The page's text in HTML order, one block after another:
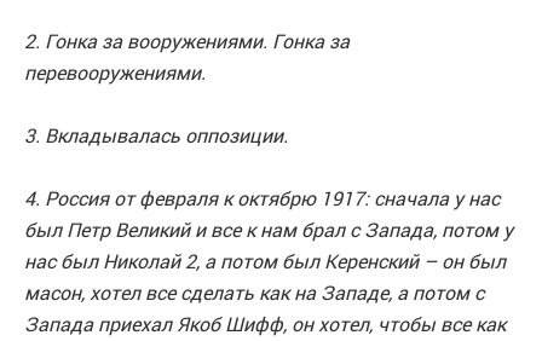
2. Гонка за вооружениями. Гонка за
перевооружениями.
3. Вкладывалась оппозиции.
4. Россия от февраля к октябрю 1917: сначала у нас
был Петр Великий и все к нам брал с Запада, потом у
нас был Николай 2, а потом был Керенский – он был
масон, хотел все сделать как на Западе, а потом с
Запада приехал Якоб Шифф, он хотел, чтобы все как